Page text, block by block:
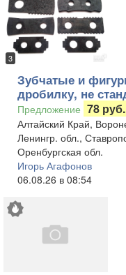
3
Зубчатые и
дробилку, не
Предложение 78 руб.
Алтайский Край,
Ленингр. обл.,
Оренбургская обл.
Игорь Агафонов
06.08.26 в 08:54